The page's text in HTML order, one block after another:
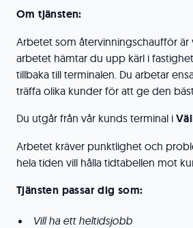
Om tjänsten:
Arbetet som återvinningschaufför är
arbetet hämtar du upp kärl i
tillbaka till terminalen. Du arbetar
träffa olika kunder för att ge den
Du utgår från vår kunds terminal i
Arbetet kräver punktlighet och
hela tiden vill hålla tidtabellen mot
Tjänsten passar dig som:
Vill ha ett heltidsjobb